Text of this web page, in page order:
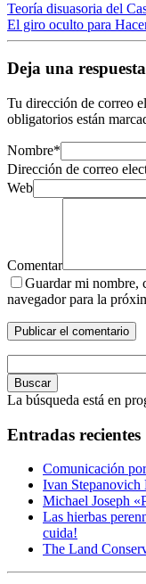
Teoría disuasoria del
El giro oculto para
Deja una respuesta
Tu dirección de correo
obligatorios están
Nombre*
Dirección de correo
Web
Comentar
Guardar mi nombre,
navegador para la
Buscar
La búsqueda está en
Entradas recientes
Comunicación
Ivan Stepanovich
Michael Joseph
Las hierbas
cuida!
The Land